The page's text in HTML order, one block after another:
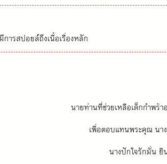
การสปอยล์ถึงเนื้อเรื่องหลัก
นายท่านที่ช่วยเหลือเด็กกำพร้
เพื่อตอบแทนพระคุณ นาง
นางปักใจรักมั่น